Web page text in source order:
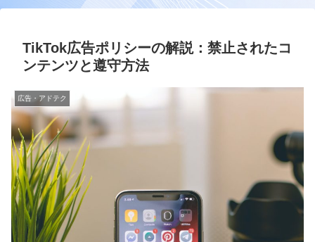
TikTok広告ポリシーの解説：禁止されたコ
ンテンツと遵守方法
広告・アドテク